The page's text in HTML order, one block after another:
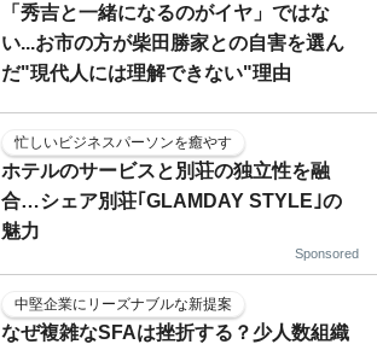
「秀吉と一緒になるのがイヤ」ではな
い...お市の方が柴田勝家との自害を選ん
だ"現代人には理解できない"理由
忙しいビジネスパーソンを癒やす
ホテルのサービスと別荘の独立性を融
合…シェア別荘｢GLAMDAY STYLE｣の
魅力
Sponsored
中堅企業にリーズナブルな新提案
なぜ複雑なSFAは挫折する？少人数組織